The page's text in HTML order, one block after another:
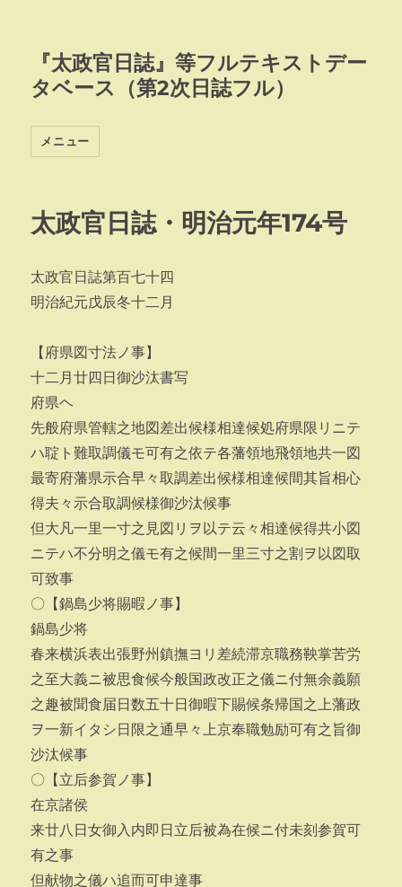
『太政官日誌』等フルテキストデー
タベース（第2次日誌フル）
メニュー
太政官日誌・明治元年174号
太政官日誌第百七十四
明治紀元戊辰冬十二月
【府県図寸法ノ事】
十二月廿四日御沙汰書写
府県ヘ
先般府県管轄之地図差出候様相達候処府県限リニテ
ハ聢ト難取調儀モ可有之依テ各藩領地飛領地共一図
最寄府藩県示合早々取調差出候様相達候間其旨相心
得夫々示合取調候様御沙汰候事
但大凡一里一寸之見図リヲ以テ云々相達候得共小図
ニテハ不分明之儀モ有之候間一里三寸之割ヲ以図取
可致事
〇【鍋島少将賜暇ノ事】
鍋島少将
春来横浜表出張野州鎮撫ヨリ差続滞京職務鞅掌苦労
之至大義ニ被思食候今般国政改正之儀ニ付無余義願
之趣被聞食届日数五十日御暇下賜候条帰国之上藩政
ヲ一新イタシ日限之通早々上京奉職勉励可有之旨御
沙汰候事
〇【立后参賀ノ事】
在京諸侯
来廿八日女御入内即日立后被為在候ニ付未刻参賀可
有之事
但献物之儀ハ追而可申達事